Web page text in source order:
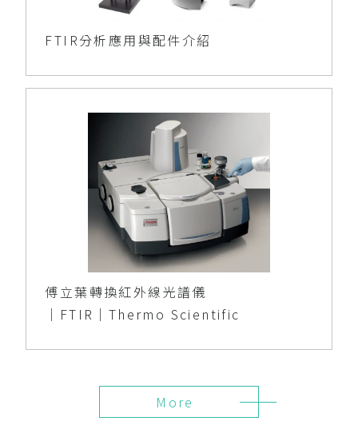
FTIR分析應用與配件介紹
傅立葉轉換紅外線光譜儀
│FTIR│Thermo Scientific
More